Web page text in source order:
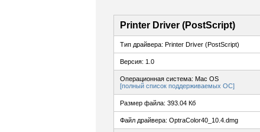
Printer Driver (PostScript)
Тип драйвера: Printer Driver (PostScript)
Версия: 1.0
Операционная система: Mac OS
[полный список поддерживаемых ОС]
Размер файла: 393.04 Кб
Файл драйвера: OptraColor40_10.4.dmg